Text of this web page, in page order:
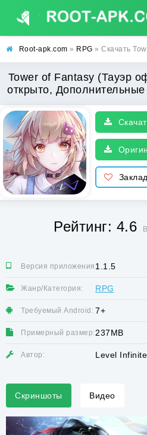
Root-apk.com » RPG » Скачать Tower of Fantasy (Тауэр оф
Tower of Fantasy (Тауэр
открыто,
Рейтинг: 4.6
Версия приложения:1.1.5
Жанр/Категория: RPG
Требуемый Android: 7+
Примерный размер: 237MB
Автор: Level Infinite
Скриншоты Видео